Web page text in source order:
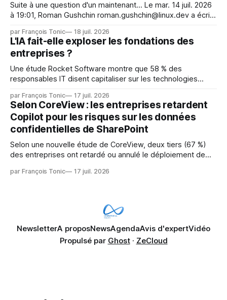
Suite à une question d'un maintenant... Le mar. 14 juil. 2026
à 19:01, Roman Gushchin roman.gushchin@linux.dev a écrit :
mainteneurs — irréalisable. Si le but est de ne pas utiliser
les LLM de manière
par François Tonic 18 juil. 2026
L'IA fait-elle exploser les fondations des
entreprises ?
Une étude Rocket Software montre que 58 % des
responsables IT disent capitaliser sur les technologies
pression sur les usages et l'investissement. Cette pression
révèle un écart entre l'ambition et la préparation.
par François Tonic 17 juil. 2026
Selon CoreView : les entreprises retardent
Copilot pour les risques sur les données
confidentielles de SharePoint
Selon une nouvelle étude de CoreView, deux tiers (67 %)
des entreprises ont retardé ou annulé le déploiement de
données confidentielles de SharePoint. Les trois quarts (75
par François Tonic 17 juil. 2026
NewsletterA proposNewsAgendaAvis d'expertVidéo
Propulsé par Ghost· ZeCloud